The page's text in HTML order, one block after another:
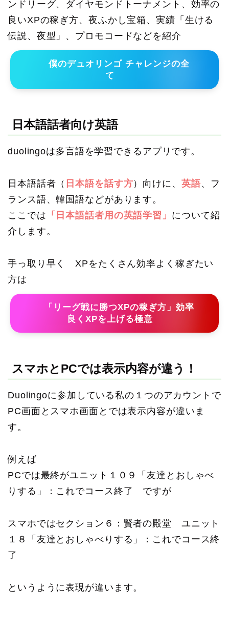
ンドリーグ、ダイヤモンドトーナメント、効率の
良いXPの稼ぎ方、夜ふかし宝箱、実績「生ける
伝説、夜型」、プロモコードなどを紹介
僕のデュオリンゴ チャレンジの全
て
日本語話者向け英語
duolingoは多言語を学習できるアプリです。
日本語話者（ 日本語を話す方）向けに、 英語、フ
ランス語、韓国語などがあります。
ここでは 「日本語話者用の英語学習」 について紹
介します。
手っ取り早く XPをたくさん効率よく稼ぎたい
方は
「リーグ戦に勝つXPの稼ぎ方」効率
良くXPを上げる極意
スマホとPCでは表示内容が違う！
Duolingoに参加している私の１つのアカウントで
PC画面とスマホ画面とでは表示内容が違いま
す。
例えば
PCでは最終がユニット１０９「友達とおしゃべ
りする」：これでコース終了 ですが
スマホではセクション６：賢者の殿堂 ユニット
１８「友達とおしゃべりする」：これでコース終
了
というように表現が違います。